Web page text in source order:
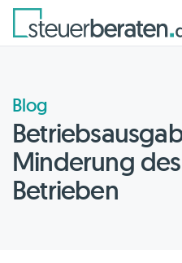
Blog
Minderung
Betrieben